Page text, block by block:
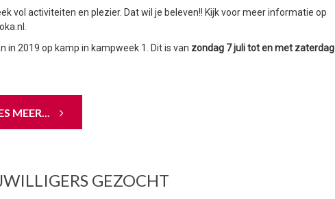
vol activiteiten en plezier. Dat wil je beleven!! Kijk voor meer informatie op
in 2019 op kamp in kampweek 1. Dit is van zondag 7 juli tot en met zaterdag
MEER...
GEZOCHT